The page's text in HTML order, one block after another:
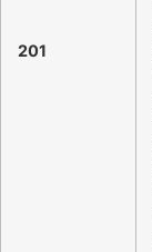
201